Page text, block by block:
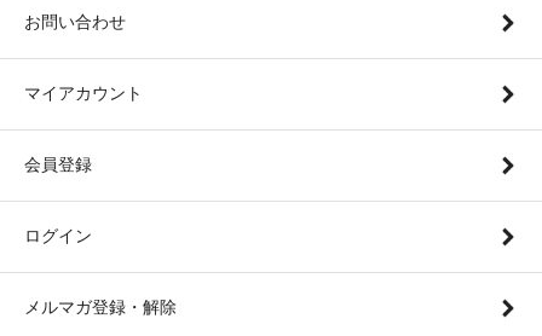
お問い合わせ
マイアカウント
会員登録
ログイン
メルマガ登録・解除